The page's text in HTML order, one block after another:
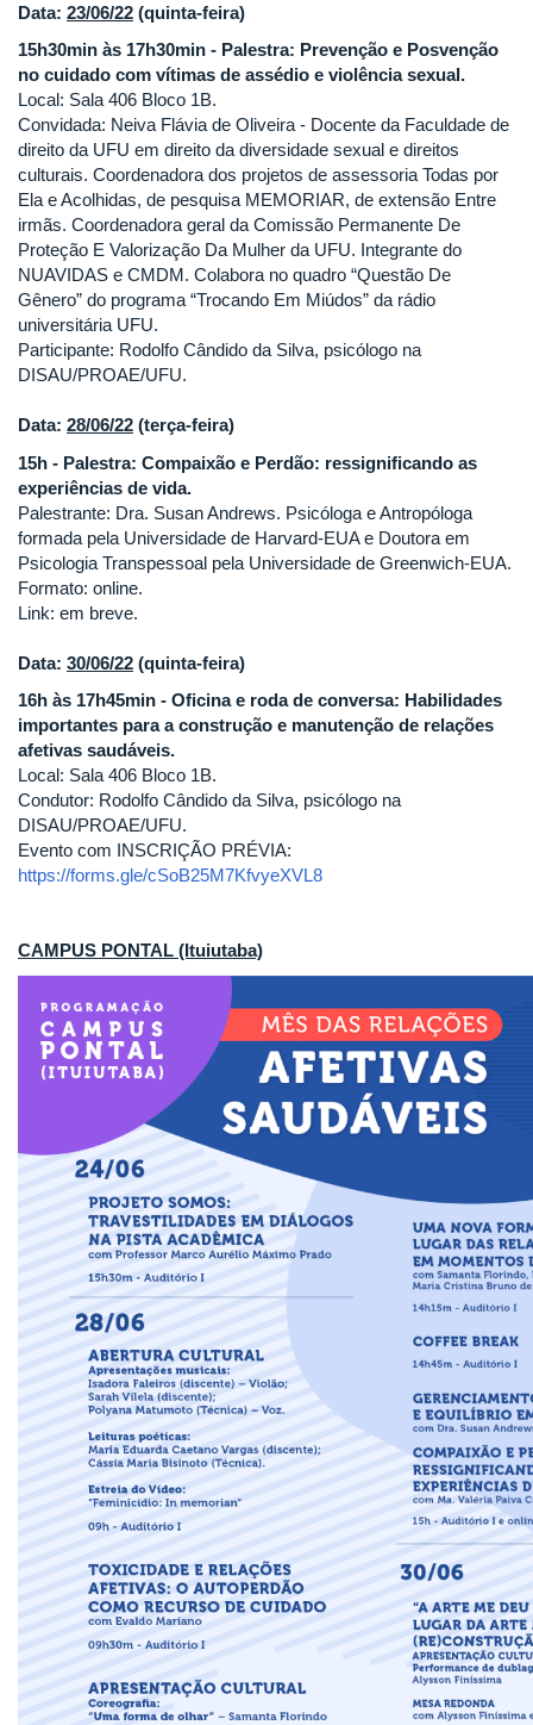
Data: 23/06/22 (quinta-feira)
15h30min às 17h30min - Palestra: Prevenção e Posvenção
no cuidado com vítimas de assédio e violência sexual.
Local: Sala 406 Bloco 1B.
Convidada: Neiva Flávia de Oliveira - Docente da Faculdade de
direito da UFU em direito da diversidade sexual e direitos
culturais. Coordenadora dos projetos de assessoria Todas por
Ela e Acolhidas, de pesquisa MEMORIAR, de extensão Entre
irmãs. Coordenadora geral da Comissão Permanente De
Proteção E Valorização Da Mulher da UFU. Integrante do
NUAVIDAS e CMDM. Colabora no quadro “Questão De
Gênero” do programa “Trocando Em Miúdos” da rádio
universitária UFU.
Participante: Rodolfo Cândido da Silva, psicólogo na
DISAU/PROAE/UFU.
Data: 28/06/22 (terça-feira)
15h - Palestra: Compaixão e Perdão: ressignificando as
experiências de vida.
Palestrante: Dra. Susan Andrews. Psicóloga e Antropóloga
formada pela Universidade de Harvard-EUA e Doutora em
Psicologia Transpessoal pela Universidade de Greenwich-EUA.
Formato: online.
Link: em breve.
Data: 30/06/22 (quinta-feira)
16h às 17h45min - Oficina e roda de conversa: Habilidades
importantes para a construção e manutenção de relações
afetivas saudáveis.
Local: Sala 406 Bloco 1B.
Condutor: Rodolfo Cândido da Silva, psicólogo na
DISAU/PROAE/UFU.
Evento com INSCRIÇÃO PRÉVIA:
https://forms.gle/cSoB25M7KfvyeXVL8
CAMPUS PONTAL (Ituiutaba)